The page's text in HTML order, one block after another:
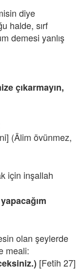
diye
halde, sırf
demesi yanlış
çıkarmayın,
(Âlim övünmez,
için inşallah
olan şeylerde
meali:
[Fetih 27]